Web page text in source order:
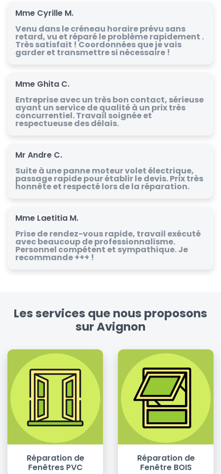
Mme Cyrille M.
Venu dans le créneau horaire prévu sans
retard, vu et réparé le problème rapidement .
Très satisfait ! Coordonnées que je vais
garder et transmettre si nécessaire !
Mme Ghita C.
Entreprise avec un très bon contact, sérieuse
ayant un service de qualité à un prix très
concurrentiel. Travail soignée et
respectueuse des délais.
Mr Andre C.
Suite à une panne moteur volet électrique,
passage rapide pour établir le devis. Prix très
honnête et respecté lors de la réparation.
Mme Laetitia M.
Prise de rendez-vous rapide, travail exécuté
avec beaucoup de professionnalisme.
Personnel compétent et sympathique. Je
recommande +++ !
Les services que nous proposons
sur Avignon
Réparation de
Fenêtres PVC
Réparation de
Fenêtre BOIS